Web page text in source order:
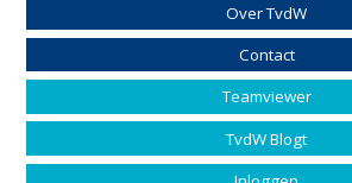
Over TvdW
Contact
Teamviewer
TvdW Blogt